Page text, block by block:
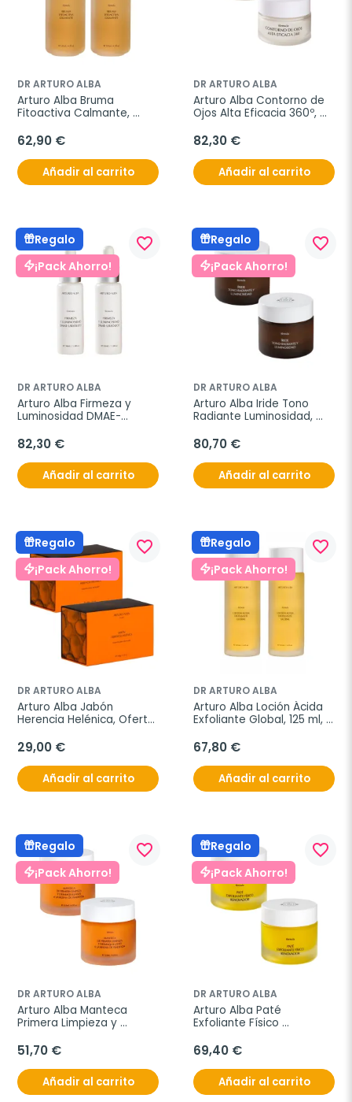
DR ARTURO ALBA
Arturo Alba Bruma
Fitoactiva Calmante,
62,90 €
Añadir al carrito
DR ARTURO ALBA
Arturo Alba Contorno de
Ojos Alta Eficacia 360º,
82,30 €
Añadir al carrito
Regalo
¡Pack Ahorro!
favorite_border
DR ARTURO ALBA
Arturo Alba Firmeza y
Luminosidad DMAE-
2x30 ml
82,30 €
Añadir al carrito
Regalo
¡Pack Ahorro!
favorite_border
DR ARTURO ALBA
Arturo Alba Iride Tono
Radiante Luminosidad,
80,70 €
Añadir al carrito
Regalo
¡Pack Ahorro!
favorite_border
DR ARTURO ALBA
Arturo Alba Jabón
Herencia Helénica, Oferta
29,00 €
Añadir al carrito
Regalo
¡Pack Ahorro!
favorite_border
DR ARTURO ALBA
Arturo Alba Loción Ácida
Exfoliante Global, 125 ml,
67,80 €
Añadir al carrito
Regalo
¡Pack Ahorro!
favorite_border
DR ARTURO ALBA
Arturo Alba Manteca
Primera Limpieza y
Pimentón, Oferta Duplo
2x125 ml
51,70 €
Añadir al carrito
Regalo
¡Pack Ahorro!
favorite_border
DR ARTURO ALBA
Arturo Alba Paté
Exfoliante Físico
2x50 g
69,40 €
Añadir al carrito